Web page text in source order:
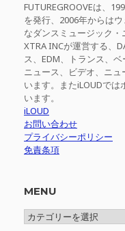
FUTUREGROOVEは、
を発行、2006年からは
なダンスミュージック・
XTRA INCが運営する、
ス、EDM、トランス、
ニュース、ビデオ、ニ
います。またiLOUDで
います。
iLOUD
お問い合わせ
プライバシーポリシー
免責条項
MENU
MENU